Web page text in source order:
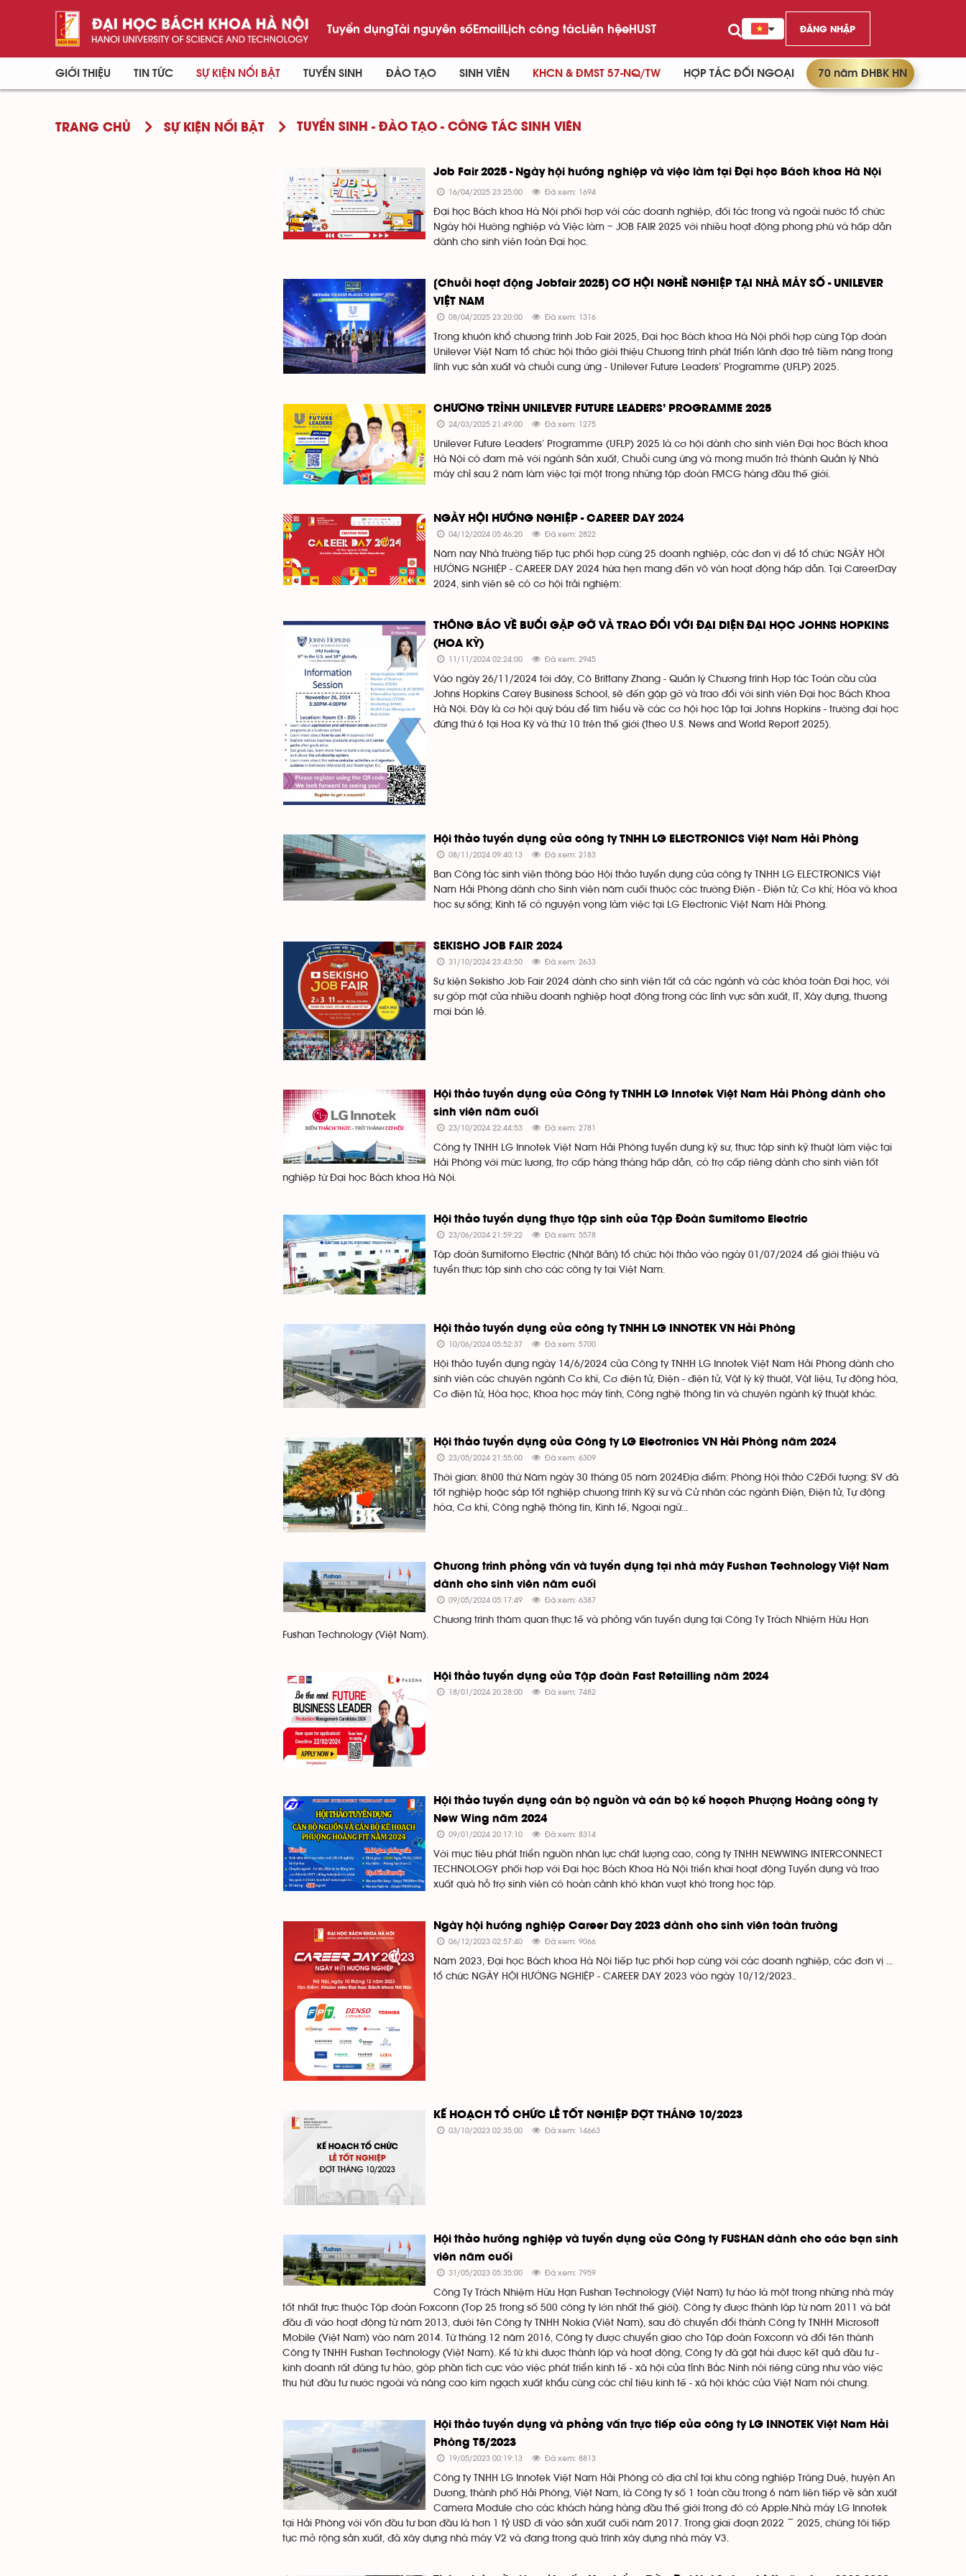
Tuyển dụngTài nguyên sốEmailLịch công tácLiên hệeHUST ĐĂNG NHẬP
GIỚI THIỆU TIN TỨC SỰ KIỆN NỔI BẬT TUYỂN SINH ĐÀO TẠO SINH VIÊN KHCN & ĐMST 57-NQ/TW HỢP TÁC ĐỐI NGOẠI 70 năm ĐHBK HN
TRANG CHỦ SỰ KIỆN NỔI BẬT TUYỂN SINH - ĐÀO TẠO - CÔNG TÁC SINH VIÊN
Job Fair 2025 - Ngày hội hướng nghiệp và việc làm tại Đại học Bách khoa Hà Nội
16/04/2025 23:25:00 Đã xem: 1694
Đại học Bách khoa Hà Nội phối hợp với các doanh nghiệp, đối tác trong và ngoài nước tổ chức
Ngày hội Hướng nghiệp và Việc làm – JOB FAIR 2025 với nhiều hoạt động phong phú và hấp dẫn
dành cho sinh viên toàn Đại học.
[Chuỗi hoạt động Jobfair 2025] CƠ HỘI NGHỀ NGHIỆP TẠI NHÀ MÁY SỐ - UNILEVER
VIỆT NAM
08/04/2025 23:20:00 Đã xem: 1316
Trong khuôn khổ chương trình Job Fair 2025, Đại học Bách khoa Hà Nội phối hợp cùng Tập đoàn
Unilever Việt Nam tổ chức hội thảo giới thiệu Chương trình phát triển lãnh đạo trẻ tiềm năng trong
lĩnh vực sản xuất và chuỗi cung ứng - Unilever Future Leaders’ Programme (UFLP) 2025.
CHƯƠNG TRÌNH UNILEVER FUTURE LEADERS’ PROGRAMME 2025
24/03/2025 21:49:00 Đã xem: 1275
Unilever Future Leaders’ Programme (UFLP) 2025 là cơ hội dành cho sinh viên Đại học Bách khoa
Hà Nội có đam mê với ngành Sản xuất, Chuỗi cung ứng và mong muốn trở thành Quản lý Nhà
máy chỉ sau 2 năm làm việc tại một trong những tập đoàn FMCG hàng đầu thế giới.
NGÀY HỘI HƯỚNG NGHIỆP - CAREER DAY 2024
04/12/2024 05:46:20 Đã xem: 2822
Năm nay Nhà trường tiếp tục phối hợp cùng 25 doanh nghiệp, các đơn vị để tổ chức NGÀY HỘI
HƯỚNG NGHIỆP - CAREER DAY 2024 hứa hẹn mang đến vô vàn hoạt động hấp dẫn. Tại CareerDay
2024, sinh viên sẽ có cơ hội trải nghiệm:
THÔNG BÁO VỀ BUỔI GẶP GỠ VÀ TRAO ĐỔI VỚI ĐẠI DIỆN ĐẠI HỌC JOHNS HOPKINS
(HOA KỲ)
11/11/2024 02:24:00 Đã xem: 2945
Vào ngày 26/11/2024 tới đây, Cô Brittany Zhang - Quản lý Chương trình Hợp tác Toàn cầu của
Johns Hopkins Carey Business School, sẽ đến gặp gỡ và trao đổi với sinh viên Đại học Bách Khoa
Hà Nội. Đây là cơ hội quý báu để tìm hiểu về các cơ hội học tập tại Johns Hopkins - trường đại học
đứng thứ 6 tại Hoa Kỳ và thứ 10 trên thế giới (theo U.S. News and World Report 2025).
Hội thảo tuyển dụng của công ty TNHH LG ELECTRONICS Việt Nam Hải Phòng
08/11/2024 09:40:13 Đã xem: 2183
Ban Công tác sinh viên thông báo Hội thảo tuyển dụng của công ty TNHH LG ELECTRONICS Việt
Nam Hải Phòng dành cho Sinh viên năm cuối thuộc các trường Điện - Điện tử; Cơ khí; Hóa và khoa
học sự sống; Kinh tế có nguyện vọng làm việc tại LG Electronic Việt Nam Hải Phòng.
SEKISHO JOB FAIR 2024
31/10/2024 23:43:50 Đã xem: 2633
Sự kiện Sekisho Job Fair 2024 dành cho sinh viên tất cả các ngành và các khóa toàn Đại học, với
sự góp mặt của nhiều doanh nghiệp hoạt động trong các lĩnh vực sản xuất, IT, Xây dựng, thương
mại bán lẻ.
Hội thảo tuyển dụng của Công ty TNHH LG Innotek Việt Nam Hải Phòng dành cho
sinh viên năm cuối
23/10/2024 22:44:53 Đã xem: 2781
Công ty TNHH LG Innotek Việt Nam Hải Phòng tuyển dụng kỹ sư, thực tập sinh kỹ thuật làm việc tại
Hải Phòng với mức lương, trợ cấp hàng tháng hấp dẫn, có trợ cấp riêng dành cho sinh viên tốt
nghiệp từ Đại học Bách khoa Hà Nội.
Hội thảo tuyển dụng thực tập sinh của Tập Đoàn Sumitomo Electric
23/06/2024 21:59:22 Đã xem: 5578
Tập đoàn Sumitomo Electric (Nhật Bản) tổ chức hội thảo vào ngày 01/07/2024 để giới thiệu và
tuyển thực tập sinh cho các công ty tại Việt Nam.
Hội thảo tuyển dụng của công ty TNHH LG INNOTEK VN Hải Phòng
10/06/2024 05:52:37 Đã xem: 5700
Hội thảo tuyển dụng ngày 14/6/2024 của Công ty TNHH LG Innotek Việt Nam Hải Phòng dành cho
sinh viên các chuyên ngành Cơ khí, Cơ điện tử, Điện - điện tử, Vật lý kỹ thuật, Vật liệu, Tự động hóa,
Cơ điện tử, Hóa học, Khoa học máy tính, Công nghệ thông tin và chuyên ngành kỹ thuật khác.
Hội thảo tuyển dụng của Công ty LG Electronics VN Hải Phòng năm 2024
23/05/2024 21:55:00 Đã xem: 6309
Thời gian: 8h00 thứ Năm ngày 30 tháng 05 năm 2024Địa điểm: Phòng Hội thảo C2Đối tượng: SV đã
tốt nghiệp hoặc sắp tốt nghiệp chương trình Kỹ sư và Cử nhân các ngành Điện, Điện tử, Tự động
hóa, Cơ khí, Công nghệ thông tin, Kinh tế, Ngoại ngữ...
Chương trình phỏng vấn và tuyển dụng tại nhà máy Fushan Technology Việt Nam
dành cho sinh viên năm cuối
09/05/2024 05:17:49 Đã xem: 6387
Chương trình thăm quan thực tế và phỏng vấn tuyển dụng tại Công Ty Trách Nhiệm Hữu Hạn
Fushan Technology (Việt Nam).
Hội thảo tuyển dụng của Tập đoàn Fast Retailling năm 2024
18/01/2024 20:28:00 Đã xem: 7482
Hội thảo tuyển dụng cán bộ nguồn và cán bộ kế hoạch Phượng Hoàng công ty
New Wing năm 2024
09/01/2024 20:17:10 Đã xem: 8314
Với mục tiêu phát triển nguồn nhân lực chất lượng cao, công ty TNHH NEWWING INTERCONNECT
TECHNOLOGY phối hợp với Đại học Bách Khoa Hà Nội triển khai hoạt động Tuyển dụng và trao
xuất quà hỗ trợ sinh viên có hoàn cảnh khó khăn vượt khó trong học tập.
Ngày hội hướng nghiệp Career Day 2023 dành cho sinh viên toàn trường
06/12/2023 02:57:40 Đã xem: 9066
Năm 2023, Đại học Bách khoa Hà Nội tiếp tục phối hợp cùng với các doanh nghiệp, các đơn vị ...
tổ chức NGÀY HỘI HƯỚNG NGHIỆP - CAREER DAY 2023 vào ngày 10/12/2023..
KẾ HOẠCH TỔ CHỨC LỄ TỐT NGHIỆP ĐỢT THÁNG 10/2023
03/10/2023 02:35:00 Đã xem: 14663
Hội thảo hướng nghiệp và tuyển dụng của Công ty FUSHAN dành cho các bạn sinh
viên năm cuối
31/05/2023 05:35:00 Đã xem: 7959
Công Ty Trách Nhiệm Hữu Hạn Fushan Technology (Việt Nam) tự hào là một trong những nhà máy
tốt nhất trực thuộc Tập đoàn Foxconn (Top 25 trong số 500 công ty lớn nhất thế giới). Công ty được thành lập từ năm 2011 và bắt
đầu đi vào hoạt động từ năm 2013, dưới tên Công ty TNHH Nokia (Việt Nam), sau đó chuyển đổi thành Công ty TNHH Microsoft
Mobile (Việt Nam) vào năm 2014. Từ tháng 12 năm 2016, Công ty được chuyển giao cho Tập đoàn Foxconn và đổi tên thành
Công ty TNHH Fushan Technology (Việt Nam). Kể từ khi được thành lập và hoạt động, Công ty đã gặt hái được kết quả đầu tư -
kinh doanh rất đáng tự hào, góp phần tích cực vào việc phát triển kinh tế - xã hội của tỉnh Bắc Ninh nói riêng cũng như vào việc
thu hút đầu tư nước ngoài và nâng cao kim ngạch xuất khẩu cùng các chỉ tiêu kinh tế - xã hội khác của Việt Nam nói chung.
Hội thảo tuyển dụng và phỏng vấn trực tiếp của công ty LG INNOTEK Việt Nam Hải
Phòng T5/2023
19/05/2023 00:19:13 Đã xem: 8813
Công ty TNHH LG Innotek Việt Nam Hải Phòng có địa chỉ tại khu công nghiệp Tràng Duệ, huyện An
Dương, thành phố Hải Phòng, Việt Nam, là Công ty số 1 toàn cầu trong 6 năm liên tiếp về sản xuất
Camera Module cho các khách hàng hàng đầu thế giới trong đó có Apple.Nhà máy LG Innotek
tại Hải Phòng với vốn đầu tư ban đầu là hơn 1 tỷ USD đi vào sản xuất cuối năm 2017. Trong giai đoạn 2022 ~ 2025, chúng tôi tiếp
tục mở rộng sản xuất, đã xây dựng nhà máy V2 và đang trong quá trình xây dựng nhà máy V3.